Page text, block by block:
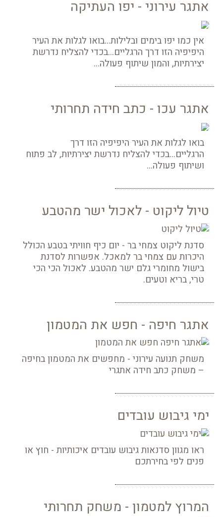
אתגר עירוני - יפו העתיקה
אין כמו יפו בימים ובלילות...בואו לגלות את העיר
היפיפיה הזו דרך הרגליים...בכדי להצליח נדרשת
יצירתיות, והמון שיתוף פעולה...
אתגר עכו - כתב חידה תחרותי
בואו לגלות את העיר היפיפיה הזו דרך
הרגליים...בכדי להצליח נדרשת יצירתיות, לב פתוח
ושיתוף פעולה...
טיול ליקוט - לאכול ישר מהטבע
סדנת ליקוט צמחי בר - יום כיף חוויתי בטבע הכולל
היכרות עם צמחי בר למאכל. אפשרות לסדנת
בישול מחומרי גלם ישר מהטבע. לאכול הכי הכי
טרי, בריא וטעים.
אתגר חיפה - חפש את המטמון
משחק תנועה עירוני - מחפשים את המטמון בחיפה
– משחק כתב חידה אתגרי
ימי גיבוש עובדים
ראו מגוון סדנאות גיבוש עובדים איכותיות - חוץ או
פנים לפי בחירתכם
המרוץ למטמון - משחק תחרותי